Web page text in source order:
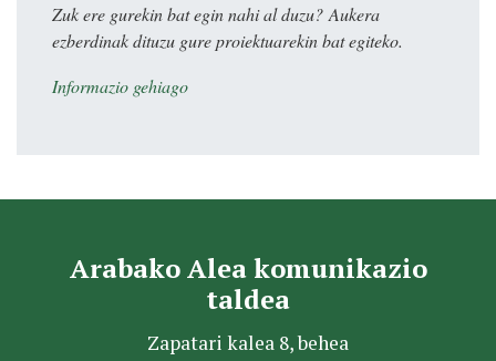
Zuk ere gurekin bat egin nahi al duzu? Aukera
ezberdinak dituzu gure proiektuarekin bat egiteko.
Informazio gehiago
Arabako Alea komunikazio
taldea
Zapatari kalea 8, behea